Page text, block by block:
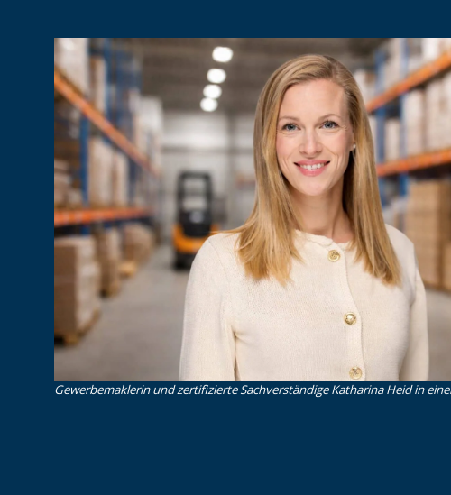
Gewerbemaklerin und zertifizierte Sachverständige Katharina Heid in